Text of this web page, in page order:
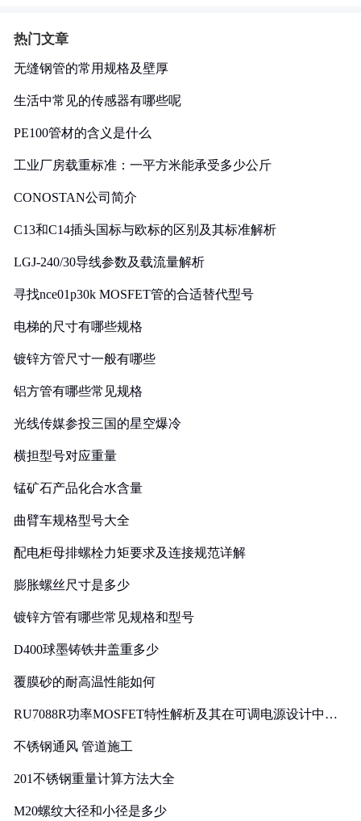
热门文章
无缝钢管的常用规格及壁厚
生活中常见的传感器有哪些呢
PE100管材的含义是什么
工业厂房载重标准：一平方米能承受多少公斤
CONOSTAN公司简介
C13和C14插头国标与欧标的区别及其标准解析
LGJ-240/30导线参数及载流量解析
寻找nce01p30k MOSFET管的合适替代型号
电梯的尺寸有哪些规格
镀锌方管尺寸一般有哪些
铝方管有哪些常见规格
光线传媒参投三国的星空爆冷
横担型号对应重量
锰矿石产品化合水含量
曲臂车规格型号大全
配电柜母排螺栓力矩要求及连接规范详解
膨胀螺丝尺寸是多少
镀锌方管有哪些常见规格和型号
D400球墨铸铁井盖重多少
覆膜砂的耐高温性能如何
RU7088R功率MOSFET特性解析及其在可调电源设计中的
不锈钢通风 管道施工
201不锈钢重量计算方法大全
M20螺纹大径和小径是多少